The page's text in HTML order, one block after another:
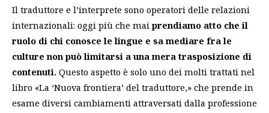
Il traduttore e l’interprete sono operatori delle relazioni
internazionali: oggi più che mai prendiamo atto che il
ruolo di chi conosce le lingue e sa mediare fra le
culture non può limitarsi a una mera trasposizione di
contenuti. Questo aspetto è solo uno dei molti trattati nel
libro «La ‘Nuova frontiera’ del traduttore,» che prende in
esame diversi cambiamenti attraversati dalla professione